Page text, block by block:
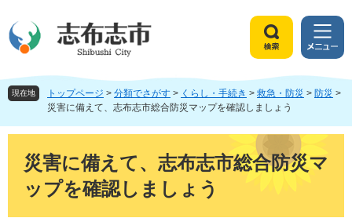
ジ
頭
ュ
飛
索
メ
ニ
ュ
ー
現在地 トップページ > 分類でさがす > くらし・手続き > 救急・防災 > 防災 >
災害に備えて、志布志市総合防災マップを確認しましょう
災害に備えて、志布志市総合防災マ
ップを確認しましょう